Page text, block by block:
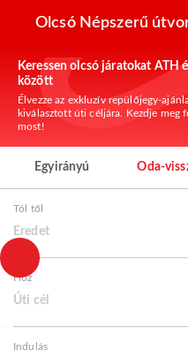
Olcsó Népszerű
Keressen olcsó járatokat ATH
között
Élvezze az exkluzív repülőjegy-
kiválasztott úti céljára. Kezdje meg
most!
Egyirányú Oda-
Tól től
Eredet
Hoz
Úti cél
Indulás